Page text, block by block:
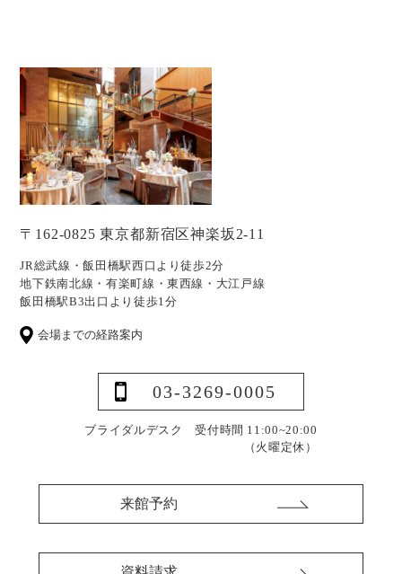
〒162-0825 東京都新宿区神楽坂2-11
JR総武線・飯田橋駅西口より徒歩2分
地下鉄南北線・有楽町線・東西線・大江戸線
飯田橋駅B3出口より徒歩1分
会場までの経路案内
03-3269-0005
ブライダルデスク 受付時間 11:00~20:00
（火曜定休）
来館予約